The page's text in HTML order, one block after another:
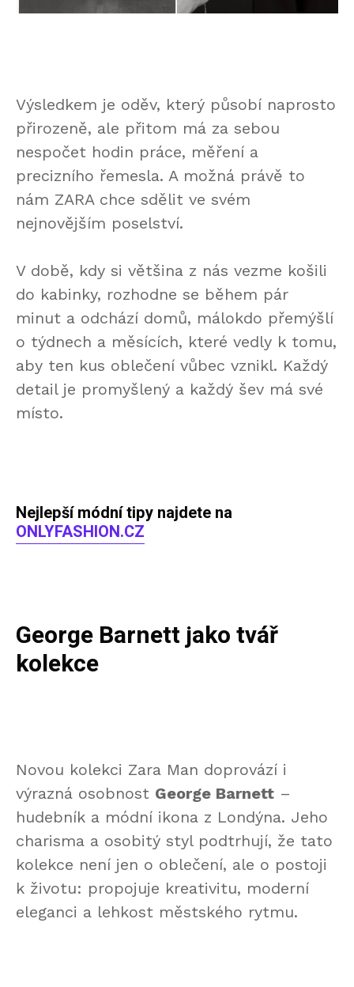
Výsledkem je oděv, který působí naprosto
přirozeně, ale přitom má za sebou
nespočet hodin práce, měření a
precizního řemesla. A možná právě to
nám ZARA chce sdělit ve svém
nejnovějším poselství.
V době, kdy si většina z nás vezme košili
do kabinky, rozhodne se během pár
minut a odchází domů, málokdo přemýšlí
o týdnech a měsících, které vedly k tomu,
aby ten kus oblečení vůbec vznikl. Každý
detail je promyšlený a každý šev má své
místo.
Nejlepší módní tipy najdete na
ONLYFASHION.CZ
George Barnett jako tvář
kolekce
Novou kolekci Zara Man doprovází i
výrazná osobnost George Barnett –
hudebník a módní ikona z Londýna. Jeho
charisma a osobitý styl podtrhují, že tato
kolekce není jen o oblečení, ale o postoji
k životu: propojuje kreativitu, moderní
eleganci a lehkost městského rytmu.